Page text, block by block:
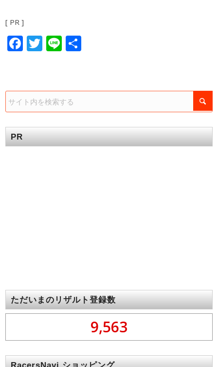
[ PR ]
Facebook
Twitter
Line
PR
ただいまのリザルト登録数
9,563
RacersNavi ショッピング